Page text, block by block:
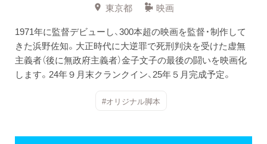
東京都
映画
1971年に監督デビューし、300本超の映画を監督・制作して
きた浜野佐知。大正時代に大逆罪で死刑判決を受けた虚無
主義者（後に無政府主義者）金子文子の最後の闘いを映画化
します。24年９月末クランクイン、25年５月完成予定。
#オリジナル脚本